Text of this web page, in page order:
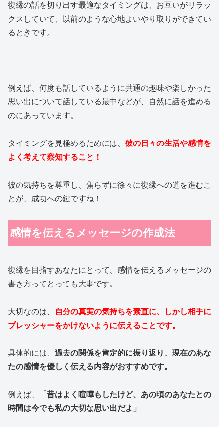
復縁の話を切り出す最適なタイミングは、お互いがリラッ
クスしていて、以前のような心地よいやり取りができてい
るときです。
例えば、何度も話しているように共通の趣味や楽しかった
思い出について話している最中などが、自然に話を進める
のにあっています。
タイミングを見極めるためには、 彼の日々の生活や感情を
よく考えて察知すること！
彼の気持ちを尊重し、焦らずに徐々に復縁への道を進むこ
とが、成功への鍵ですね！
感情を伝えるメッセージの作成法
復縁を目指すあなたにとって、感情を伝えるメッセージの
書き方ってとっても大事です。
大切なのは、
自分の真実の気持ちを素直に、しかし相手に
プレッシャーをかけないように伝えることです。
具体的には、 過去の関係を肯定的に振り返り、現在のあな
たの感情を優しく伝える内容がおすすめです。
例えば、
「昔はよく喧嘩もしたけど、あの頃のあなたとの
時間は今でも私の大切な思い出だよ」